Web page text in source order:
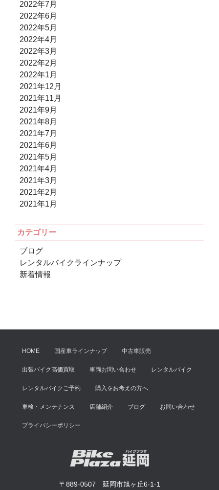
2022年7月
2022年6月
2022年5月
2022年4月
2022年3月
2022年2月
2022年1月
2021年12月
2021年11月
2021年9月
2021年8月
2021年7月
2021年6月
2021年5月
2021年4月
2021年3月
2021年2月
2021年1月
カテゴリー
ブログ
レンタルバイクラインナップ
新着情報
HOME 国産車ラインナップ 中古車販売
出張バイク高価買取 車両お問い合わせ レンタルバイク
レンタルバイクご予約 購入をお考えの方へ
車検・メンテナンス 店舗紹介 ブログ お問い合わせ
プライバシーポリシー
〒889-0507 延岡市旭ヶ丘6-1-1